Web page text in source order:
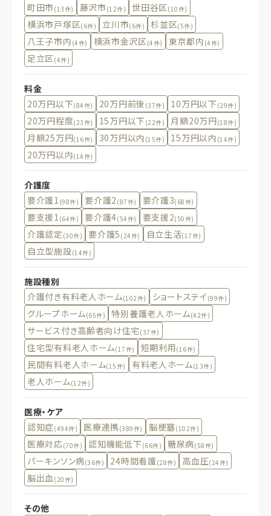
町田市 (13件) 藤沢市 (12件) 世田谷区(10件)
横浜市戸塚区(6件) 立川市(6件) 杉並区(5件)
八王子市内 (4件) 横浜市金沢区(4件) 東京都内 (4件)
足立区(4件)
料金
20万円以下(84件) 20万円前後 (37件) 10万円以下 (29件)
20万円程度(23件) 15万円以下 (22件) 月額20万円(18件)
月額25万円(16件) 30万円以内 (15件) 15万円以内 (14件)
20万円以内(14件)
介護度
要介護1 (98件) 要介護2 (87件) 要介護3(68件)
要支援1 (64件) 要介護4(54件) 要支援2(50件)
介護認定 (30件) 要介護5 (24件) 自立生活(17件)
自立型施設(14件)
施設種別
介護付き有料老人ホーム(102件) ショートステイ (99件)
グループホーム(65件) 特別養護老人ホーム(42件)
サービス付き高齢者向け住宅(37件)
住宅型有料老人ホーム(17件) 短期利用(16件)
民間有料老人ホーム(15件) 有料老人ホーム(13件)
老人ホーム(12件)
医療・ケア
認知症(494件) 医療連携(389件) 脳梗塞(102件)
医療対応(70件) 認知機能低下 (66件) 糖尿病(58件)
パーキンソン病(36件) 24時間看護(28件) 高血圧(24件)
脳出血 (20件)
その他